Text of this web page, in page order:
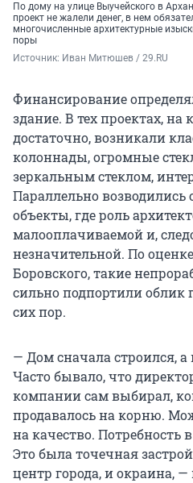
По дому на улице Выучейского в
проект не жалели денег, в нем
многочисленные архитектурные
поры
Источник: Иван Митюшев / 29.RU
Финансирование
здание. В тех проектах, на
достаточно, возникали
колоннады, огромные
зеркальным стеклом,
Параллельно возводились
объекты, где роль
малооплачиваемой и,
незначительной. По
Боровского, такие
сильно подпортили облик
сих пор.
— Дом сначала строился, а
Часто бывало, что
компании сам выбирал,
продавалось на корню.
на качество. Потребность
Это была точечная
центр города, и окраина,